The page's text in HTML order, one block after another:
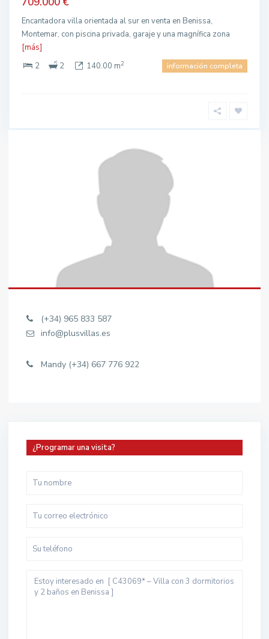
Encantadora villa orientada al sur en venta en Benissa,
Montemar, con piscina privada, garaje y una magnífica zona
[más]
2
2 140.00 m2 información completa
(+34) 965 833 587
info@plusvillas.es
Mandy (+34) 667 776 922
¿Programar una visita?